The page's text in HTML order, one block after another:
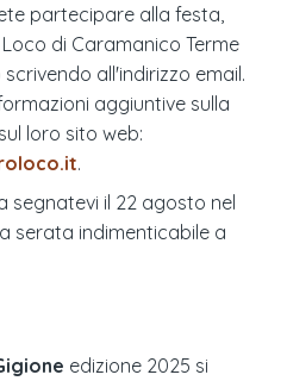
partecipare alla festa,
di Caramanico Terme
all'indirizzo email.
aggiuntive sulla
loro sito web:
.
segnatevi il 22 agosto nel
serata indimenticabile a
edizione 2025 si